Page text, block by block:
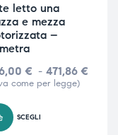
letto una
e mezza
–
€ - 471,86 €
come per legge)
SCEGLI